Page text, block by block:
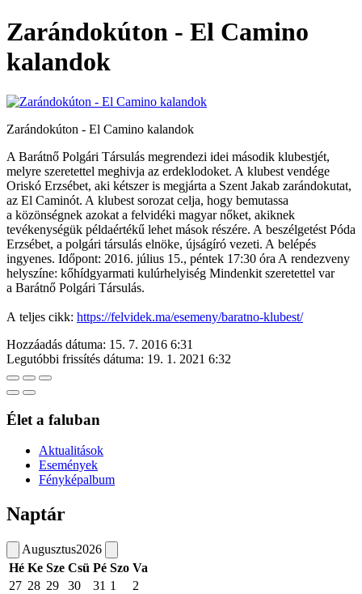
Zarándokúton - El Camino
kalandok
Zarándokúton - El Camino kalandok
A Barátnő Polgári Társulás megrendezi idei második klubestjét,
melyre szeretettel meghivja az erdeklodoket. A klubest vendége
Oriskó Erzsébet, aki kétszer is megjárta a Szent Jakab zarándokutat,
az El Caminót. A klubest sorozat celja, hogy bemutassa
a közönségnek azokat a felvidéki magyar nőket, akiknek
tevékenységük példaértékű lehet mások részére. A beszélgetést Póda
Erzsébet, a polgári társulás elnöke, újságíró vezeti. A belépés
ingyenes. Időpont: 2016. július 15., péntek 17:30 óra A rendezveny
helyszíne: kőhídgyarmati kulúrhelyiség Mindenkit szeretettel var
a Barátnő Polgári Társulás.
A teljes cikk: https://felvidek.ma/esemeny/baratno-klubest/
Hozzáadás dátuma: 15. 7. 2016 6:31
Legutóbbi frissítés dátuma: 19. 1. 2021 6:32
Élet a faluban
Aktualitások
Események
Fényképalbum
Naptár
Augusztus2026
Hé Ke Sze Csü Pé Szo Va
27 28 29 30 31 1
2